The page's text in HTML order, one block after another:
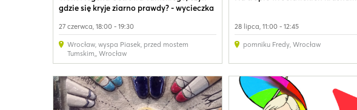
gdzie się kryje ziarno prawdy? - wycieczka
27 czerwca, 18:00 - 19:30
Wrocław, wyspa Piasek, przed mostem
Tumskim,, Wrocław
28 lipca, 11:00 - 12:45
pomniku Fredy, Wrocław